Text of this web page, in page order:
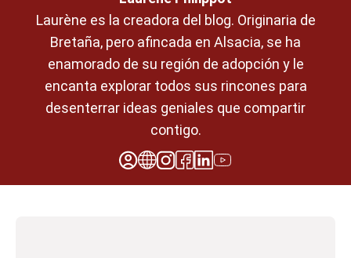
Laurène es la creadora del blog. Originaria de
Bretaña, pero afincada en Alsacia, se ha
enamorado de su región de adopción y le
encanta explorar todos sus rincones para
desenterrar ideas geniales que compartir
contigo.